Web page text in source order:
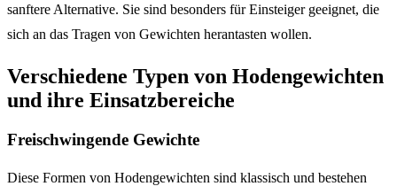
sanftere Alternative. Sie sind besonders für Einsteiger geeignet, die
sich an das Tragen von Gewichten herantasten wollen.
Verschiedene Typen von Hodengewichten
und ihre Einsatzbereiche
Freischwingende Gewichte
Diese Formen von Hodengewichten sind klassisch und bestehen